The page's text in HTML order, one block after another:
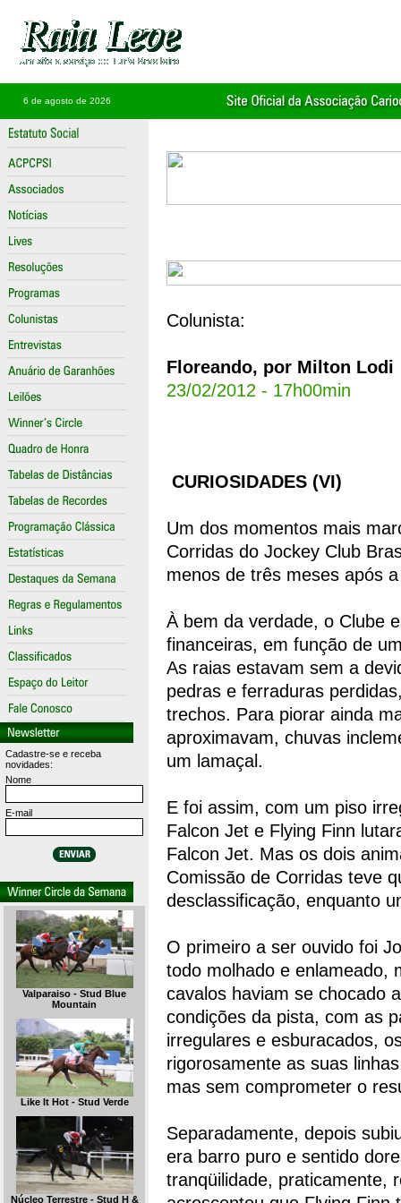
6 de agosto de 2026
Cadastre-se e receba
novidades:
Nome
E-mail
Valparaiso - Stud Blue
Mountain
Like It Hot - Stud Verde
Núcleo Terrestre - Stud H &
Colunista:
Floreando, por Milton Lodi
23/02/2012 - 17h00min
CURIOSIDADES (VI)
Um dos momentos mais
Corridas do Jockey Club
menos de três meses após
À bem da verdade, o Clube
financeiras, em função de
As raias estavam sem a
pedras e ferraduras
trechos. Para piorar ainda
aproximavam, chuvas
um lamaçal.
E foi assim, com um piso
Falcon Jet e Flying Finn
Falcon Jet. Mas os dois
Comissão de Corridas teve
desclassificação, enquanto
O primeiro a ser ouvido foi
todo molhado e enlameado,
cavalos haviam se chocado
condições da pista, com as
irregulares e esburacados,
rigorosamente as suas
mas sem comprometer o
Separadamente, depois
era barro puro e sentido
tranqüilidade, praticamente,